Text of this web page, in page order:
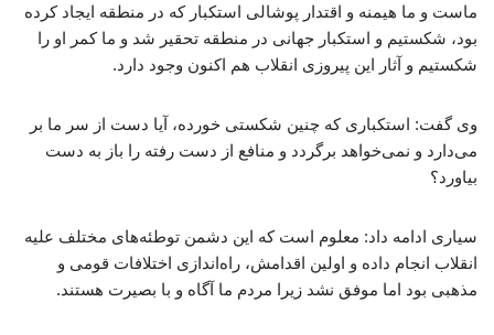
ماست و ما هیمنه و اقتدار پوشالی استکبار که در منطقه ایجاد کرده
بود، شکستیم و استکبار جهانی در منطقه تحقیر شد و ما کمر او را
شکستیم و آثار این پیروزی انقلاب هم اکنون وجود دارد.
وی گفت: استکباری که چنین شکستی خورده، آیا دست از سر ما بر
می‌دارد و نمی‌خواهد برگردد و منافع از دست رفته را باز به دست
بیاورد؟
سیاری ادامه داد: معلوم است که این دشمن توطئه‌های مختلف علیه
انقلاب انجام داده و اولین اقدامش، راه‌اندازی اختلافات قومی و
مذهبی بود اما موفق نشد زیرا مردم ما آگاه و با بصیرت هستند.